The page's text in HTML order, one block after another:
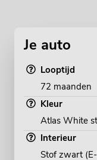
Je auto
Looptijd
Kleur
Interieur